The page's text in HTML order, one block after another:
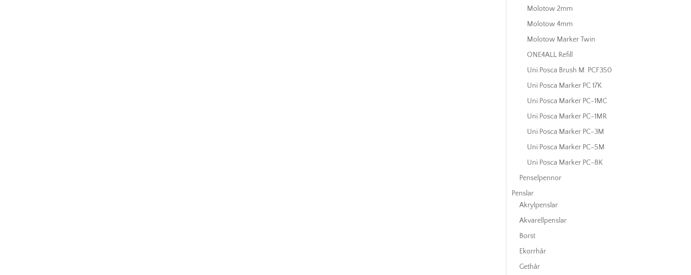
Molotow 2mm
Molotow 4mm
Molotow Marker Twin
ONE4ALL Refill
Uni Posca Brush M. PCF350
Uni Posca Marker PC 17K
Uni Posca Marker PC-1MC
Uni Posca Marker PC-1MR
Uni Posca Marker PC-3M
Uni Posca Marker PC-5M
Uni Posca Marker PC-8K
Penselpennor
Penslar
Akrylpenslar
Akvarellpenslar
Borst
Ekorrhår
Gethår